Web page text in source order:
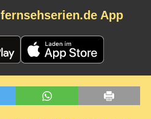
fernsehserien.de App